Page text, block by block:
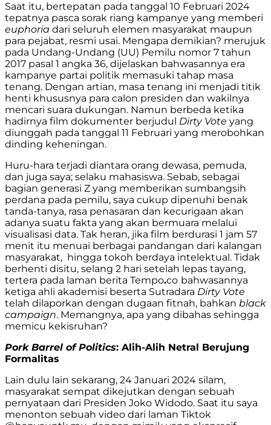
Saat itu, bertepatan pada tanggal 10 Februari 2024
tepatnya pasca sorak riang kampanye yang memberi
euphoria dari seluruh elemen masyarakat maupun
para pejabat, resmi usai. Mengapa demikian? merujuk
pada Undang-Undang (UU) Pemilu nomor 7 tahun
2017 pasal 1 angka 36, dijelaskan bahwasannya era
kampanye partai politik memasuki tahap masa
tenang. Dengan artian, masa tenang ini menjadi titik
henti khususnya para calon presiden dan wakilnya
mencari suara dukungan. Namun berbeda ketika
hadirnya film dokumenter berjudul Dirty Vote yang
diunggah pada tanggal 11 Februari yang merobohkan
dinding keheningan.
Huru-hara terjadi diantara orang dewasa, pemuda,
dan juga saya; selaku mahasiswa. Sebab, sebagai
bagian generasi Z yang memberikan sumbangsih
perdana pada pemilu, saya cukup dipenuhi benak
tanda-tanya, rasa penasaran dan kecurigaan akan
adanya suatu fakta yang akan bermuara melalui
visualisasi data. Tak heran, jika film berdurasi 1 jam 57
menit itu menuai berbagai pandangan dari kalangan
masyarakat, hingga tokoh berdaya intelektual. Tidak
berhenti disitu, selang 2 hari setelah lepas tayang,
tertera pada laman berita Tempo.co bahwasannya
ketiga ahli akademisi beserta Sutradara Dirty Vote
telah dilaporkan dengan dugaan fitnah, bahkan black
campaign. Memangnya, apa yang dibahas sehingga
memicu kekisruhan?
Pork Barrel of Politics: Alih-Alih Netral Berujung
Formalitas
Lain dulu lain sekarang, 24 Januari 2024 silam,
masyarakat sempat dikejutkan dengan sebuah
pernyataan dari Presiden Joko Widodo. Saat itu saya
menonton sebuah video dari laman Tiktok